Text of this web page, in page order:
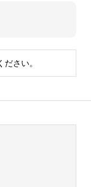
ださい。